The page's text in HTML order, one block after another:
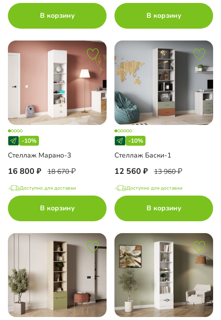
В корзину В корзину
-10%
Стеллаж Марано-3
16 800 18 670
Доступно для доставки
В корзину
-10%
Стеллаж Баски-1
12 560 13 960
Доступно для доставки
В корзину